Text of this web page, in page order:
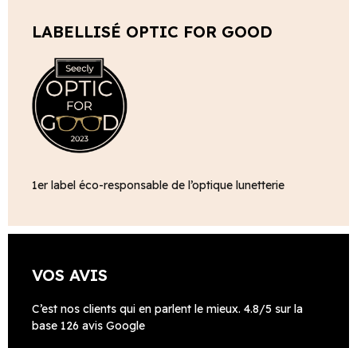
LABELLISÉ OPTIC FOR GOOD
1er label éco-responsable de l’optique lunetterie
VOS AVIS
C’est nos clients qui en parlent le mieux. 4.8/5 sur la
base 126 avis Google